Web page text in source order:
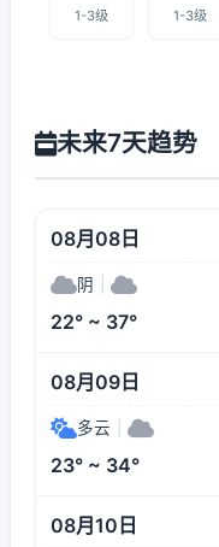
1-3级 1-3级
未来7天趋势
08月08日
阴
22° ~ 37°
08月09日
多云
23° ~ 34°
08月10日